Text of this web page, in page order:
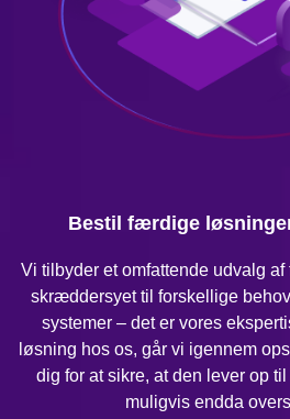
Bestil færdige
Vi tilbyder et omfattende udvalg
skræddersyet til forskellige
systemer – det er vores
løsning hos os, går vi igennem
dig for at sikre, at den lever op
muligvis endda